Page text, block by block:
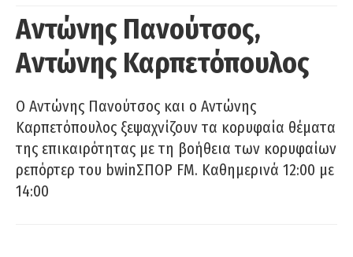
Αντώνης Πανούτσος,
Αντώνης Καρπετόπουλος
Ο Αντώνης Πανούτσος και ο Αντώνης
Καρπετόπουλος ξεψαχνίζουν τα κορυφαία θέματα
της επικαιρότητας με τη βοήθεια των κορυφαίων
ρεπόρτερ του bwinΣΠΟΡ FM. Καθημερινά 12:00 με
14:00